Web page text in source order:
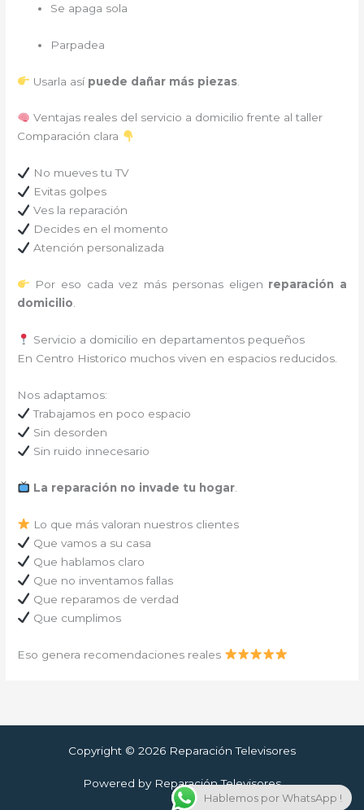
Se apaga sola
Parpadea
Usarla así puede dañar más piezas.
Ventajas reales del servicio a domicilio frente al taller
Comparación clara
No mueves tu TV
Evitas golpes
Ves la reparación
Decides en el momento
Atención personalizada
Por eso cada vez más personas eligen reparación a
domicilio
Servicio a domicilio en departamentos pequeños
En Centro Historico muchos viven en espacios reducidos.
Nos adaptamos:
Trabajamos en poco espacio
Sin desorden
Sin ruido innecesario
La reparación no invade tu hogar.
Lo que más valoran nuestros clientes
Que vamos a su casa
Que hablamos claro
Que no inventamos fallas
Que reparamos de verdad
Que cumplimos
Eso genera recomendaciones reales
Copyright © 2026 Reparación Televisores
Powered by Reparación Televisores
Hablemos por WhatsApp !